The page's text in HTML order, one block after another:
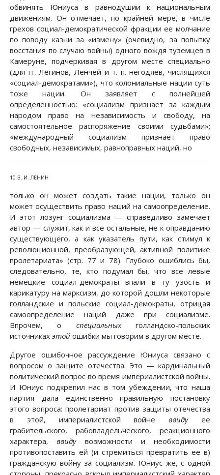
обвинять Юниуса в равнодушии к национальным
движениям. Он отмечает, по крайней мере, в числе
грехов социал-демократической фракции ее молчание
по поводу казни за «измену» (очевидно, за попытку
восстания по случаю войны) одного вождя туземцев в
Камеруне, подчеркивая в другом месте специально
(для гг. Легинов, Ленчей и т. п. негодяев, числящихся
«социал-демократами»), что колониальные нации суть
тоже нации. Он заявляет с полнейшей
определенностью: «социализм признает за каждым
народом право на независимость и свободу, на
самостоятельное распоряжение своими судьбами»;
«международный социализм признает право
свободных, независимых, равноправных наций, но
10 В. И. ЛЕНИН
только он может создать такие нации, только он
может осуществить право наций на самоопределение.
И этот лозунг социализма — справедливо замечает
автор — служит, как и все остальные, не к оправданию
существующего, а как указатель пути, как стимул к
революционной, преобразующей, активной политике
пролетариата» (стр. 77 и 78). Глубоко ошиблись бы,
следовательно, те, кто подумал бы, что все левые
немецкие социал-демократы впали в ту узость и
карикатуру на марксизм, до которой дошли некоторые
голландские и польские социал-демократы, отрицая
самоопределение наций даже при социализме.
Впрочем, о специальныхголландско-польских
источниках этой ошибки мы говорим в другом месте.
Другое ошибочное рассуждение Юниуса связано с
вопросом о защите отечества. Это — кардинальный
политический вопрос во время империалистской войны.
И Юниус подкрепил нас в том убеждении, что наша
партия дала единственно правильную постановку
этого вопроса: пролетариат против защиты отечества
в этой, империалистской войневвидуее
грабительского, рабовладельческого, реакционного
характера,ввидувозможности и необходимости
противопоставить ей (и стремиться превратить ее в)
гражданскую войну за социализм. Юниус же, с одной